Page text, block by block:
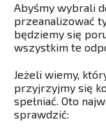
Abyśmy wybrali
przeanalizować
będziemy się
wszystkim te
Jeżeli wiemy,
przyjrzyjmy się
spełniać. Oto
sprawdzić: